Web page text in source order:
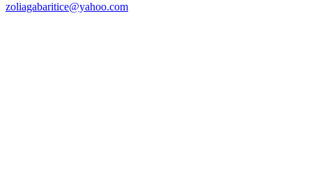
zoliagabaritice@yahoo.com